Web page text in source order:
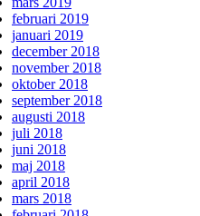
februari 2019
januari 2019
december 2018
november 2018
oktober 2018
september 2018
augusti 2018
juli 2018
juni 2018
maj 2018
april 2018
mars 2018